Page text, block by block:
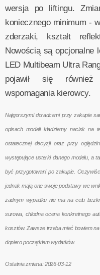
wersja po liftingu.
koniecznego minimum -
zderzaki, kształt
Nowością są opcjonalne
LED Multibeam Ultra
pojawił się
wspomagania kierowcy.
Najgorszymi doradcami przy zakupie
opisach modeli kładziemy nacisk na
ostatecznej decyzji oraz przy
występujące usterki danego modelu, a
być przygotowani po zakupie.
jednak mają one swoje podstawy we
żadnym wypadku nie ma na celu
surowa, chłodna ocena konkretnego
kosztów. Zawsze trzeba mieć bowiem
dopiero początkiem wydatków.
Ostatnia zmiana: 2026-03-12